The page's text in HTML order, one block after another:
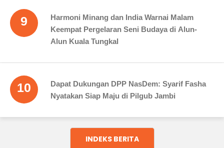
9
Harmoni Minang dan India Warnai Malam
Keempat Pergelaran Seni Budaya di Alun-
Alun Kuala Tungkal
10
Dapat Dukungan DPP NasDem: Syarif Fasha
Nyatakan Siap Maju di Pilgub Jambi
INDEKS BERITA